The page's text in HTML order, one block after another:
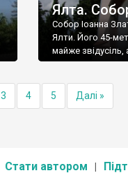
Ялта.
Собор Іоанна
Ялти. Його 45-
майже
3 4 5 Далі »
Стати автором